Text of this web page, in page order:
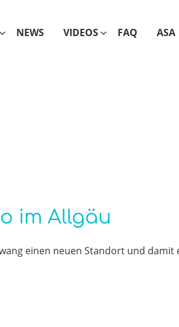
NEWS VIDEOS FAQ ASA
im Allgäu
einen neuen Standort und damit